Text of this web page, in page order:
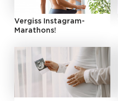
Vergiss Instagram-
Marathons!